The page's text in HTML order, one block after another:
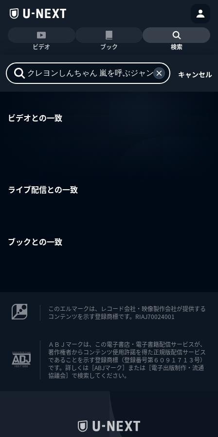
ビデオ ブック 検索
キャンセル
ビデオとの一致
ライブ配信との一致
ブックとの一致
このエルマークは、レコード会社・映像製作会社が提供する
コンテンツを示す登録商標です。RIAJ70024001
ＡＢＪマークは、この電子書店・電子書籍配信サービスが、
著作権者からコンテンツ使用許諾を得た正規版配信サービス
であることを示す登録商標（登録番号第６０９１７１３号）
です。詳しくは［ABJマーク］または［電子出版制作・流通
協議会］で検索してください。